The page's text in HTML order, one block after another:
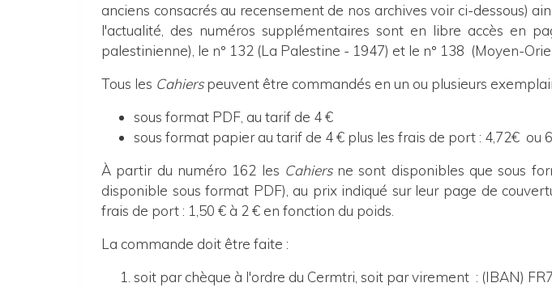
anciens consacrés au recensement de nos archives voir ci-dessous)
l'actualité, des numéros supplémentaires sont en libre accès en
palestinienne), le n° 132 (La Palestine - 1947) et le n° 138 (Moyen-
Tous les Cahierspeuvent être commandés en un ou plusieurs
sous format PDF, au tarif de 4 €
sous format papier au tarif de 4 € plus les frais de port : 4,72€ ou
À partir du numéro 162 les Cahiersne sont disponibles que sous
disponible sous format PDF), au prix indiqué sur leur page de
frais de port : 1,50 € à 2 € en fonction du poids.
La commande doit être faite :
soit par chèque à l'ordre du Cermtri, soit par virement : (IBAN)